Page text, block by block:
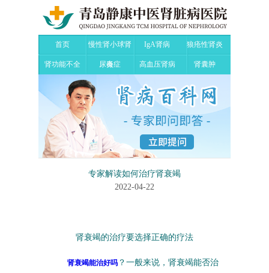
首页 慢性肾小球肾
炎
IgA肾病 狼疮性肾炎
肾功能不全 尿毒症 高血压肾病 肾囊肿
专家解读如何治疗肾衰竭
2022-04-22
肾衰竭的治疗要选择正确的疗法
肾衰竭能治好吗 ？一般来说，肾衰竭能否治